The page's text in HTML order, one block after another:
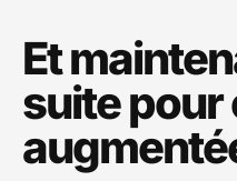
Et
suite